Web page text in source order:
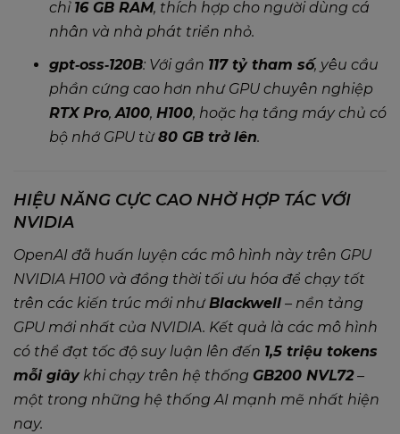
chỉ 16 GB RAM, thích hợp cho người dùng cá
nhân và nhà phát triển nhỏ.
gpt‑oss‑120B: Với gần 117 tỷ tham số, yêu cầu
phần cứng cao hơn như GPU chuyên nghiệp
RTX Pro,A100, H100, hoặc hạ tầng máy chủ có
bộ nhớ GPU từ80 GB trở lên.
HIỆU NĂNG CỰC CAO NHỜ HỢP TÁC VỚI
NVIDIA
OpenAI đã huấn luyện các mô hình này trên GPU
NVIDIA H100 và đồng thời tối ưu hóa để chạy tốt
trên các kiến trúc mới nhưBlackwell – nền tảng
GPU mới nhất của NVIDIA. Kết quả là các mô hình
có thể đạt tốc độ suy luận lên đến 1,5 triệu tokens
mỗi giâykhi chạy trên hệ thống GB200 NVL72–
một trong những hệ thống AI mạnh mẽ nhất hiện
nay.